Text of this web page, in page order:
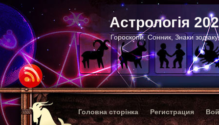
Астрологія
Гороскопи, Сонник, Знаки
Головна сторінка Регистрация